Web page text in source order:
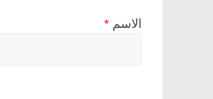
الاسم *